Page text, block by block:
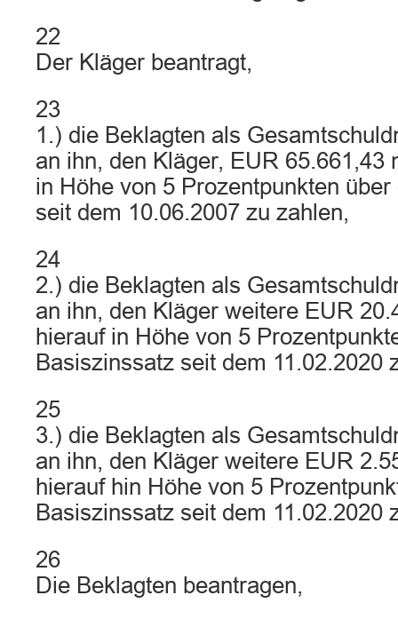
22
Der Kläger beantragt,
23
1.) die Beklagten als
an ihn, den Kläger, EUR 65.661,43
in Höhe von 5 Prozentpunkten
seit dem 10.06.2007 zu zahlen,
24
2.) die Beklagten als
an ihn, den Kläger weitere EUR
hierauf in Höhe von 5
Basiszinssatz seit dem 11.02.2020
25
3.) die Beklagten als
an ihn, den Kläger weitere EUR
hierauf hin Höhe von 5
Basiszinssatz seit dem 11.02.2020
26
Die Beklagten beantragen,